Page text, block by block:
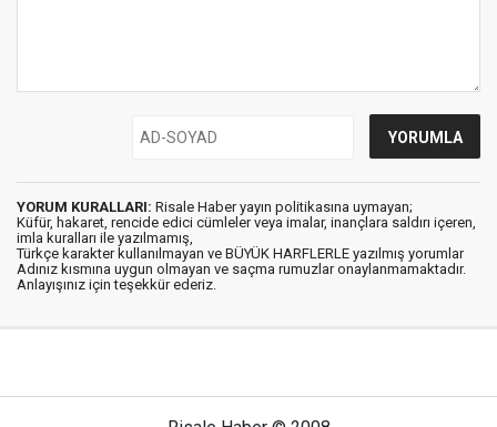
YORUM KURALLARI: Risale Haber yayın politikasına uymayan;
Küfür, hakaret, rencide edici cümleler veya imalar, inançlara saldırı içeren,
imla kuralları ile yazılmamış,
Türkçe karakter kullanılmayan ve BÜYÜK HARFLERLE yazılmış yorumlar
Adınız kısmına uygun olmayan ve saçma rumuzlar onaylanmamaktadır.
Anlayışınız için teşekkür ederiz.